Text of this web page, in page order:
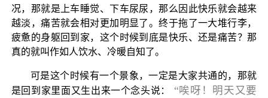
况，那就是上车睡觉、下车尿尿，那么因此快乐就会越来
越淡，痛苦就会相对更加明显了。终于拖了一大堆行李，
疲惫的身躯回到家，这个时候到底是快乐、还是痛苦？那
真的就叫作如人饮水、冷暖自知了。
可是这个时候有一个景象，一定是大家共通的，那就
是回到家里面又生出来一个念头说：
“唉呀！明天又要